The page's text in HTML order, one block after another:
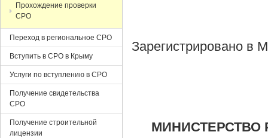
Зарегистрировано в
МИНИСТЕРСТВО
Прохождение проверки
СРО
Переход в региональное СРО
Вступить в СРО в Крыму
Услуги по вступлению в СРО
Получение свидетельства
СРО
Получение строительной
лицензии